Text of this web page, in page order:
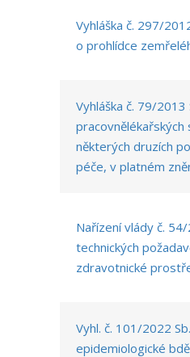
Vyhláška č. 297/
o prohlídce
Vyhláška č. 79/2013
pracovnělékařských
některých druzích
péče, v platném
Nařízení vlády č.
technických
zdravotnické
Vyhl. č. 101/2022
epidemiologické